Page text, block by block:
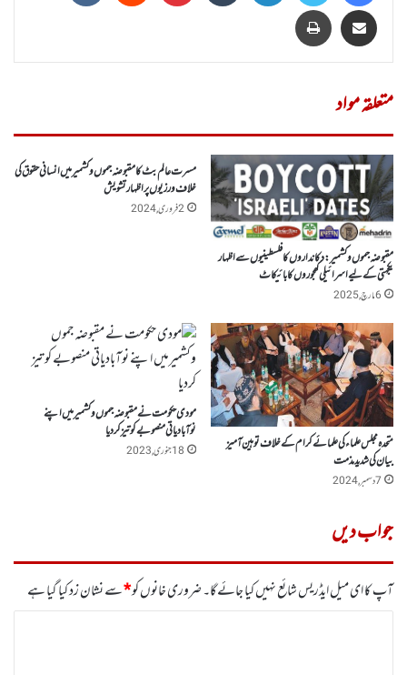
Share via Email پرنٹ
متعلقہ مواد
مقبوضہ جموں وکشمیر : دکانداروں کافلسطینیوں سے اظہار
یکجہتی کے لیے اسرائیلی کھجوروں کا بائیکاٹ
6 مارچ, 2025
مسرت عالم بٹ کا مقبوضہ جموں وکشمیرمیں انسانی حقوق کی
خلاف ورزیوں پراظہار تشویش
2 فروری, 2024
متحدہ مجلس علما ء کی علمائے کرام کے خلاف توہین آمیز
بیان کی شدید مذمت
7 دسمبر, 2024
مودی حکومت نے مقبوضہ جموں وکشمیرمیں اپنے
نوآبادیاتی منصوبے کو تیز کردیا
18 جنوری, 2023
جواب دیں
آپ کا ای میل ایڈریس شائع نہیں کیا جائے گا۔ضروری خانوں کو*سے نشان زد کیا گیا ہے